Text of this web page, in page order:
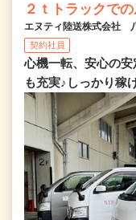
２ｔトラックで
エヌティ陸送株式会社
契約社員
心機一転、安心の
も充実♪しっかり稼